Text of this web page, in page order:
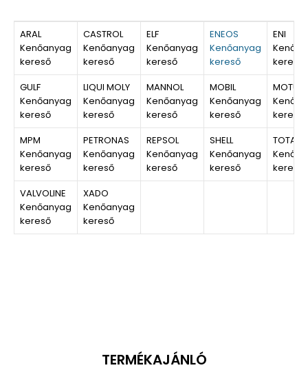
ARAL
Kenőanyag
kereső
CASTROL
Kenőanyag
kereső
ELF
Kenőanyag
kereső
ENEOS
Kenőanyag
kereső
ENI
kereső
GULF
Kenőanyag
kereső
LIQUI MOLY
Kenőanyag
kereső
MANNOL
Kenőanyag
kereső
MOBIL
Kenőanyag
kereső
MOTUL
kereső
MPM
Kenőanyag
kereső
PETRONAS
Kenőanyag
kereső
REPSOL
Kenőanyag
kereső
SHELL
Kenőanyag
kereső
TOTAL
kereső
VALVOLINE
Kenőanyag
kereső
XADO
Kenőanyag
kereső
TERMÉKAJÁNLÓ